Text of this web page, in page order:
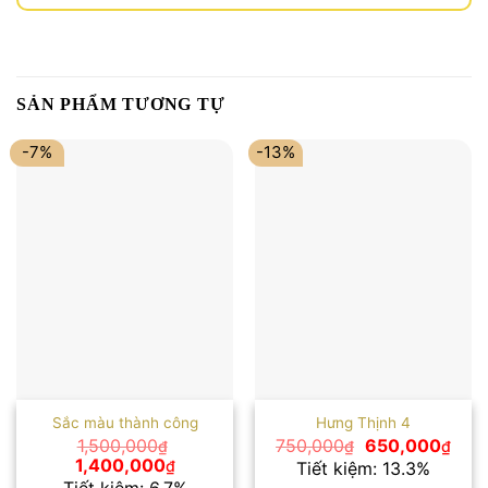
SẢN PHẨM TƯƠNG TỰ
-7%
Sắc màu thành công
1,500,000₫
Giá
gốc
1,400,000₫Giá
hiện
-13%
Hưng Thịnh 4
750,000₫ Giá
gốc
là:
650,000₫Giá
hiện
Tiết kiệm: 13.3%